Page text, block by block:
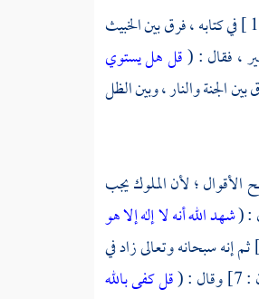
في كتابه ، فرق بين الخبيث
قل هل يستوي
16] وفرق بين الجنة والنار ، وبين الظل
في أصح الأقوال ؛ لأن الملوك يجب
: (شهد الله أنه لا إله إلا هو
) [النساء : 59] ثم إنه سبحانه وتعالى زاد في
(
قل كفى بالله